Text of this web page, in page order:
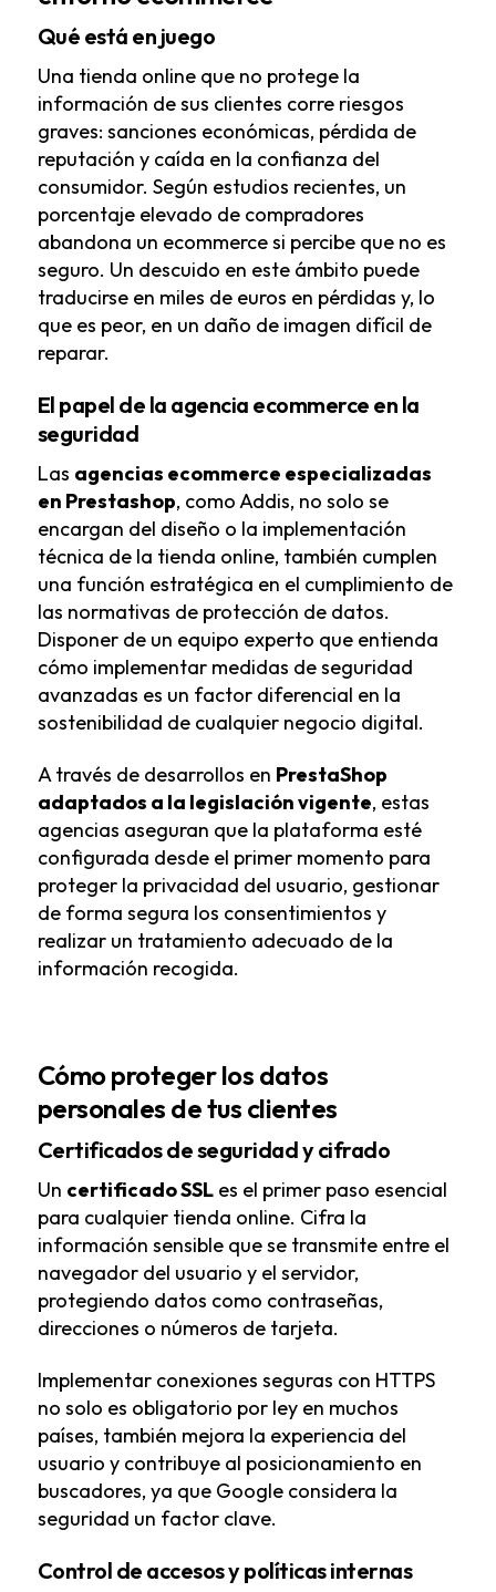
Qué está en juego
Una tienda online que no protege la
información de sus clientes corre riesgos
graves: sanciones económicas, pérdida de
reputación y caída en la confianza del
consumidor. Según estudios recientes, un
porcentaje elevado de compradores
abandona un ecommerce si percibe que no es
seguro. Un descuido en este ámbito puede
traducirse en miles de euros en pérdidas y, lo
que es peor, en un daño de imagen difícil de
reparar.
El papel de la agencia ecommerce en la
seguridad
Las agencias ecommerce especializadas
en Prestashop, como Addis, no solo se
encargan del diseño o la implementación
técnica de la tienda online, también cumplen
una función estratégica en el cumplimiento de
las normativas de protección de datos.
Disponer de un equipo experto que entienda
cómo implementar medidas de seguridad
avanzadas es un factor diferencial en la
sostenibilidad de cualquier negocio digital.
A través de desarrollos en PrestaShop
adaptados a la legislación vigente, estas
agencias aseguran que la plataforma esté
configurada desde el primer momento para
proteger la privacidad del usuario, gestionar
de forma segura los consentimientos y
realizar un tratamiento adecuado de la
información recogida.
Cómo proteger los datos
personales de tus clientes
Certificados de seguridad y cifrado
Un certificado SSLes el primer paso esencial
para cualquier tienda online. Cifra la
información sensible que se transmite entre el
navegador del usuario y el servidor,
protegiendo datos como contraseñas,
direcciones o números de tarjeta.
Implementar conexiones seguras con HTTPS
no solo es obligatorio por ley en muchos
países, también mejora la experiencia del
usuario y contribuye al posicionamiento en
buscadores, ya que Google considera la
seguridad un factor clave.
Control de accesos y políticas internas